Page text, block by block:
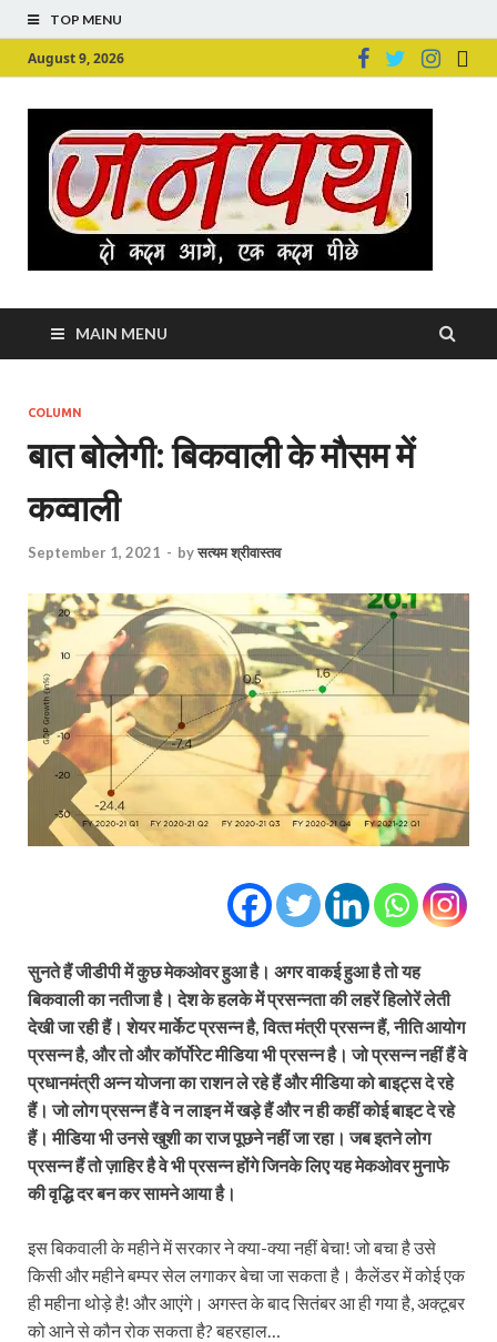
TOP MENU
August 9, 2026
MAIN MENU
COLUMN
बात बोलेगी: बिकवाली के मौसम में
कव्वाली
September 1, 2021 - byसत्यम श्रीवास्तव
सुनते हैं जीडीपी में कुछ मेकओवर हुआ है। अगर वाकई हुआ है तो यह
बिकवाली का नतीजा है। देश के हलके में प्रसन्नता की लहरें हिलोरें लेती
देखी जा रही हैं। शेयर मार्केट प्रसन्न है, वित्‍त मंत्री प्रसन्न हैं, नीति आयोग
प्रसन्न है, और तो और कॉर्पोरेट मीडिया भी प्रसन्न है। जो प्रसन्न नहीं हैं वे
प्रधानमंत्री अन्न योजना का राशन ले रहे हैं और मीडिया को बाइट्स दे रहे
हैं। जो लोग प्रसन्न हैं वे न लाइन में खड़े हैं और न ही कहीं कोई बाइट दे रहे
हैं। मीडिया भी उनसे खुशी का राज पूछने नहीं जा रहा। जब इतने लोग
प्रसन्न हैं तो ज़ाहिर है वे भी प्रसन्न होंगे जिनके लिए यह मेकओवर मुनाफे
की वृद्धि दर बन कर सामने आया है।
इस बिकवाली के महीने में सरकार ने क्या-क्या नहीं बेचा! जो बचा है उसे
किसी और महीने बम्पर सेल लगाकर बेचा जा सकता है। कैलेंडर में कोई एक
ही महीना थोड़े है! और आएंगे। अगस्त के बाद सितंबर आ ही गया है, अक्टूबर
को आने से कौन रोक सकता है? बहरहाल…